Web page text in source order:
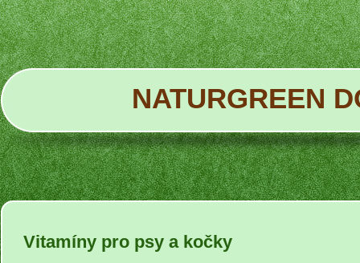
NATURGREEN
Vitamíny pro psy a kočky